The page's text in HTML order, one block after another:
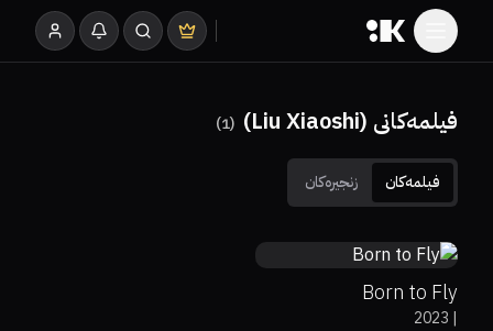
فیلمەکانی (Liu Xiaoshi) (
1
)
فیلمەکان زنجیرەکان 5.8
54%
0%
Born to Fly
|
2023